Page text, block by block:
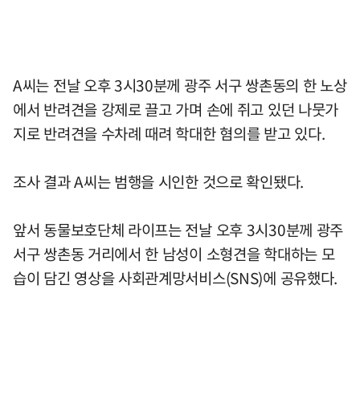
A씨는 전날 오후 3시30분께 광주 서구 쌍촌동의 한 노상
에서 반려견을 강제로 끌고 가며 손에 쥐고 있던 나뭇가
지로 반려견을 수차례 때려 학대한 혐의를 받고 있다.
조사 결과 A씨는 범행을 시인한 것으로 확인됐다.
앞서 동물보호단체 라이프는 전날 오후 3시30분께 광주
서구 쌍촌동 거리에서 한 남성이 소형견을 학대하는 모
습이 담긴 영상을 사회관계망서비스(SNS)에 공유했다.